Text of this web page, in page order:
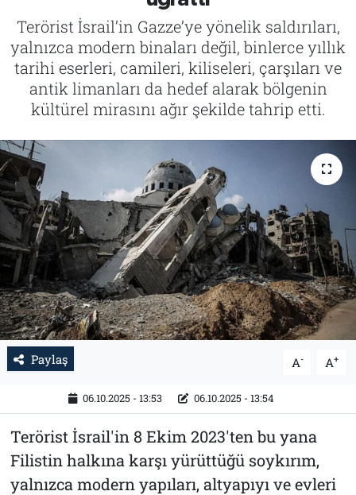
Terörist İsrail’in Gazze’ye yönelik saldırıları,
yalnızca modern binaları değil, binlerce yıllık
tarihi eserleri, camileri, kiliseleri, çarşıları ve
antik limanları da hedef alarak bölgenin
kültürel mirasını ağır şekilde tahrip etti.
Paylaş A- A+
06.10.2025 - 13:53 06.10.2025 - 13:54
Terörist İsrail'in 8 Ekim 2023'ten bu yana
Filistin halkına karşı yürüttüğü soykırım,
yalnızca modern yapıları, altyapıyı ve evleri
Tarih
İletişim
Künye